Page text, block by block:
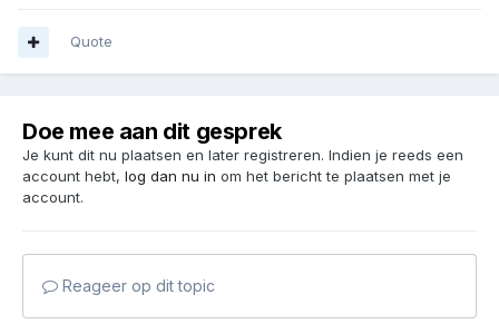
Quote
Doe mee aan dit gesprek
Je kunt dit nu plaatsen en later registreren. Indien je reeds een
account hebt, log dan nu in om het bericht te plaatsen met je
account.
Reageer op dit topic